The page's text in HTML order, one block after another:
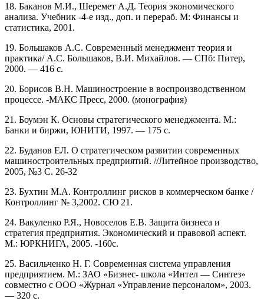
18. Баканов М.И., Шеремет А.Д. Теория экономического
анализа. Учебник -4-е изд., доп. и перераб. М: Финансы и
статистика, 2001.
19. Большаков А.С. Современный менеджмент теория и
практика/ А.С. Большаков, В.И. Михайлов. — СПб: Питер,
2000. — 416 с.
20. Борисов В.Н. Машиностроение в воспроизводственном
процессе. -МАКС Пресс, 2000. (монография)
21. Боумэн К. Основы стратегического менеджмента. М.:
Банки и биржи, ЮНИТИ, 1997. — 175 с.
22. Буданов ЕЛ. О стратегическом развитии современных
машиностроительных предприятий. //Литейное производство,
2005, №3 С. 26-32
23. Бухтин М.А. Контроллинг рисков в коммерческом банке /
Контроллинг № 3,2002. СЮ 21.
24. Вакуленко Р.Я., Новоселов Е.В. Защита бизнеса и
стратегия предприятия. Экономический и правовой аспект.
М.: ЮРКНИГА, 2005. -160с.
25. Васильченко Н. Г. Современная система управления
предприятием. М.: ЗАО «Бизнес- школа «Интел — Синтез»
совместно с ООО «Журнал «Управление персоналом», 2003.
— 320 с.